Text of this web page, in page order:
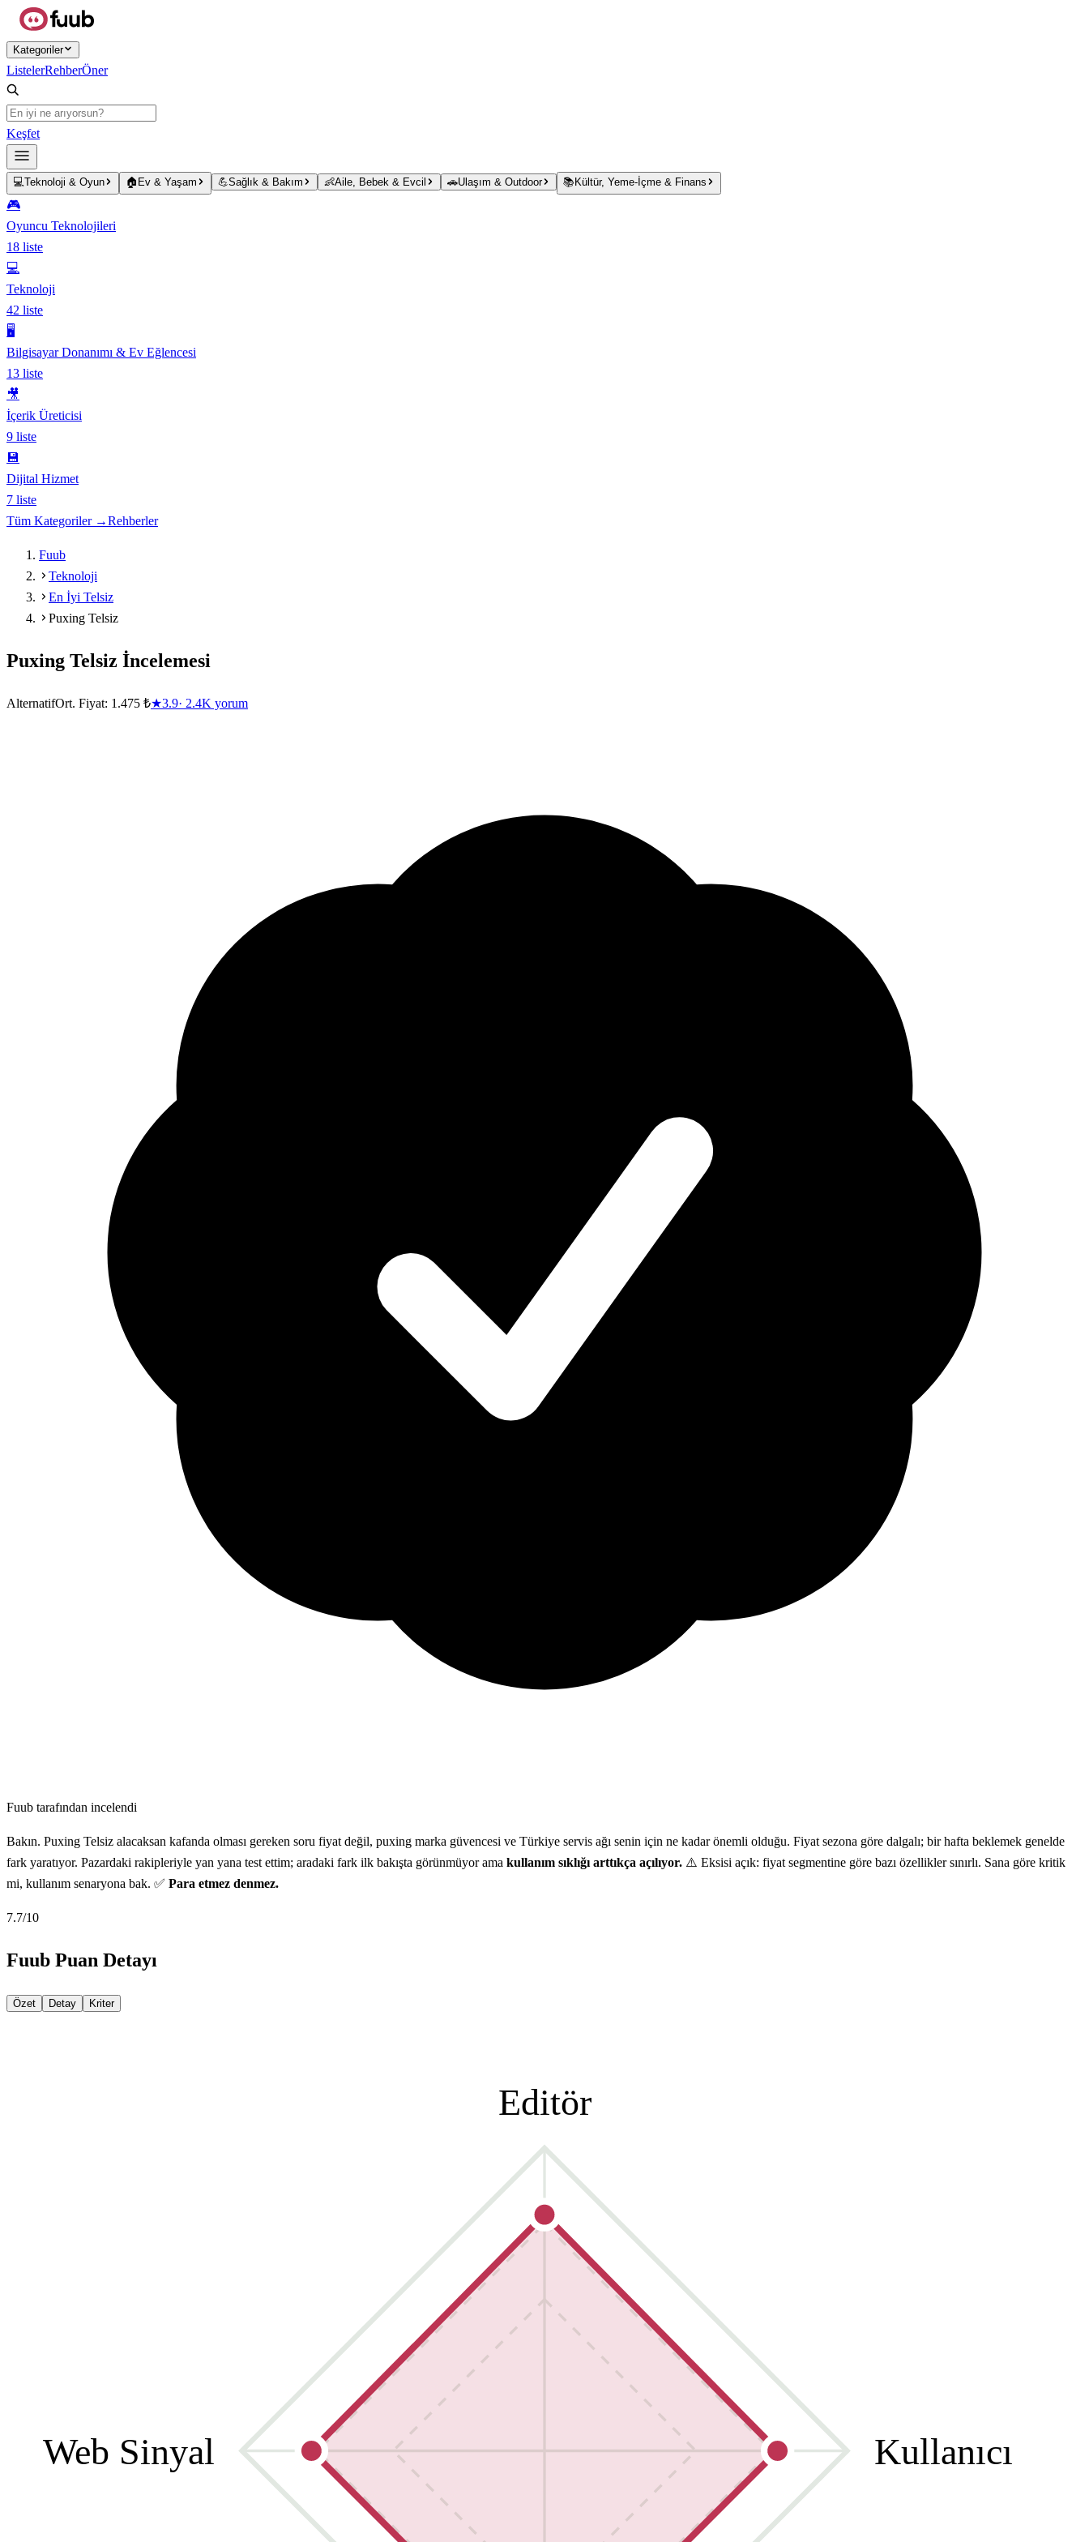
Ana içeriğe atla
Kategoriler
ListelerRehberÖner
Keşfet
💻Teknoloji & Oyun 🏠 Ev & Yaşam 💪Sağlık & Bakım 👶Aile, Bebek & Evcil 🚗Ulaşım & Outdoor 📚 Kültür, Yeme-İçme & Finans
🎮
Oyuncu Teknolojileri
18 liste
💻
Teknoloji
42 liste
🖥️
Bilgisayar Donanımı & Ev Eğlencesi
13 liste
🎥
İçerik Üreticisi
9 liste
💾
Dijital Hizmet
7 liste
Tüm Kategoriler →Rehberler
Fuub
Teknoloji
En İyi Telsiz
Puxing Telsiz
Puxing Telsiz İncelemesi
AlternatifOrt. Fiyat: 1.475 ₺★3.9· 2.4K yorum
Fuub tarafından incelendi
Bakın. Puxing Telsiz alacaksan kafanda olması gereken soru fiyat değil, puxing marka güvencesi ve Türkiye servis ağı senin için ne kadar önemli olduğu. Fiyat sezona göre dalgalı; bir hafta beklemek genelde
fark yaratıyor. Pazardaki rakipleriyle yan yana test ettim; aradaki fark ilk bakışta görünmüyor ama kullanım sıklığı arttıkça açılıyor. ⚠️ Eksisi açık: fiyat segmentine göre bazı özellikler sınırlı. Sana göre kritik
mi, kullanım senaryona bak. ✅ Para etmez denmez.
7.7/10
Fuub Puan Detayı
Özet Detay Kriter
Editör
Kullanıcı
Web Sinyal